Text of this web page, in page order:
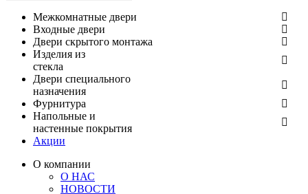
Межкомнатные двери
ШПОНИРОВАНЫЕ
ЭКОШПОН
ИЗ МАССИВА СОСНЫ
РАСПРОДАЖА ОСТАТКОВ
Входные двери
МЕТАЛЛИЧЕСКИЕ ДВЕРИ
В КВАРТИРУ
ДЛЯ ДОМА
Двери скрытого монтажа
СТЕКЛЯННЫЕ
ЗЕРКАЛЬНЫЕ
Изделия из
стекла
ДВЕРИ
ДУШЕВЫЕ КАБИНЫ И ПЕРЕГОРОДКИ
ОГРАЖДЕНИЯ И СТУПЕНИ
РАЗДВИЖНЫЕ ПЕРЕГОРОДКИ
Двери специального
назначения
ПРОТИВОПОЖАРНЫЕ
Фурнитура
ДВЕРНЫЕ РУЧКИ
КОМПЛЕКТУЮЩИЕ
Напольные и
настенные покрытия
СТЕНОВЫЕ ПАНЕЛИ
Акции
О компании
О НАС
НОВОСТИ